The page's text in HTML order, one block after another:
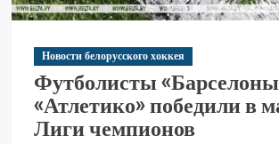
Новости белорусского хоккея
Футболисты
«Атлетико» победили в
Лиги чемпионов